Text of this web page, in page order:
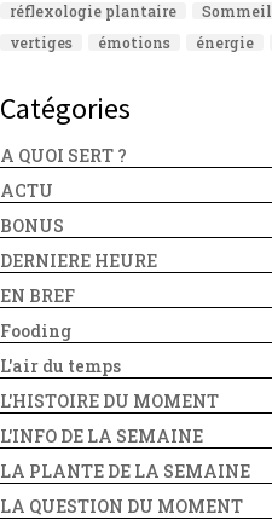
réflexologie plantaire
Sommeil
vertiges
émotions énergie
Catégories
A QUOI SERT ?
ACTU
BONUS
DERNIERE HEURE
EN BREF
Fooding
L'air du temps
L'HISTOIRE DU MOMENT
L'INFO DE LA SEMAINE
LA PLANTE DE LA SEMAINE
LA QUESTION DU MOMENT